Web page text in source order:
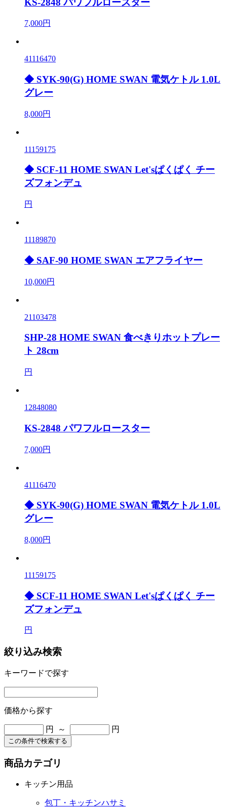
7,000円
41116470
◆ SYK-90(G) HOME SWAN 電気ケトル 1.0L
グレー
8,000円
11159175
◆ SCF-11 HOME SWAN Let'sぱくぱく チー
ズフォンデュ
円
11189870
◆ SAF-90 HOME SWAN エアフライヤー
10,000円
21103478
SHP-28 HOME SWAN 食べきりホットプレー
ト 28cm
円
12848080
KS-2848 パワフルロースター
7,000円
41116470
◆ SYK-90(G) HOME SWAN 電気ケトル 1.0L
グレー
8,000円
11159175
◆ SCF-11 HOME SWAN Let'sぱくぱく チー
ズフォンデュ
円
絞り込み検索
キーワードで探す
価格から探す
円 ～ 円
この条件で検索する
商品カテゴリ
キッチン用品
包丁・キッチンハサミ